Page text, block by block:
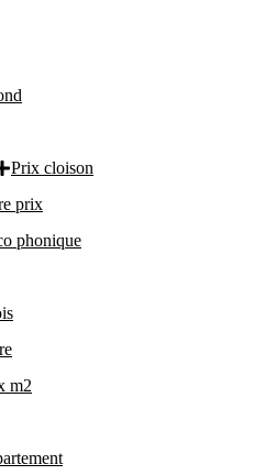
Prix cloison
prix
phonique
m2